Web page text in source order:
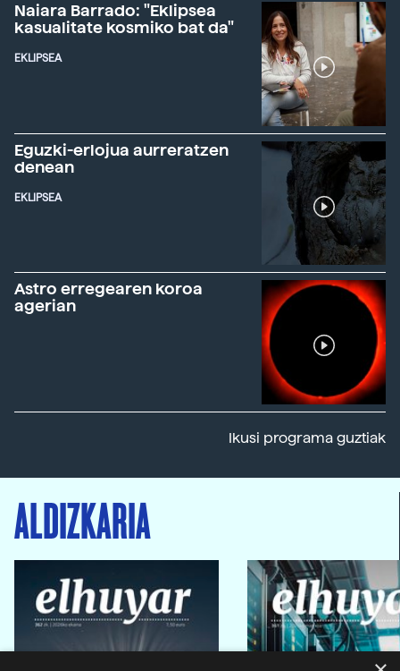
Naiara Barrado: "Eklipsea
kasualitate kosmiko bat da"
EKLIPSEA
Eguzki-erlojua aurreratzen
denean
EKLIPSEA
Astro erregearen koroa
agerian
Ikusi programa guztiak
ALDIZKARIA